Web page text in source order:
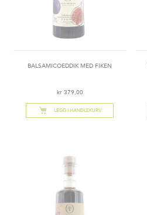
BALSAMICOEDDIK MED FIKEN
kr 379,00
LEGG I HANDLEKURV